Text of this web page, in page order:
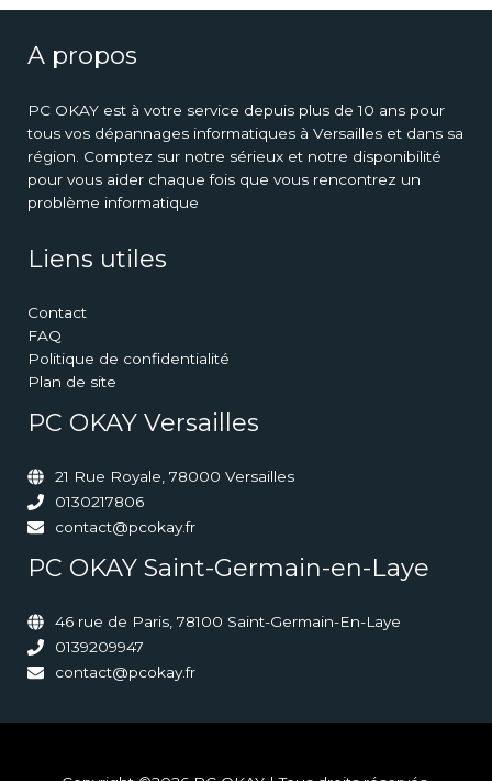
A propos
PC OKAY est à votre service depuis plus de 10 ans pour
tous vos dépannages informatiques à Versailles et dans sa
région. Comptez sur notre sérieux et notre disponibilité
pour vous aider chaque fois que vous rencontrez un
problème informatique
Liens utiles
Contact
FAQ
Politique de confidentialité
Plan de site
PC OKAY Versailles
21 Rue Royale, 78000 Versailles
0130217806
contact@pcokay.fr
PC OKAY Saint-Germain-en-Laye
46 rue de Paris, 78100 Saint-Germain-En-Laye
0139209947
contact@pcokay.fr